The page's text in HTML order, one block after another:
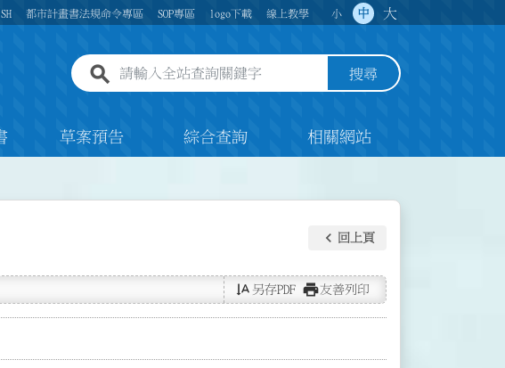
都市計畫書法規命令專區 SOP專區 logo下載 線上教學 小 中 大
全站查詢關鍵字欄位 搜尋
草案預告 綜合查詢 相關網站
keyboard_arrow_left 回上頁
text_rotate_vertical 另存PDF print友善列印